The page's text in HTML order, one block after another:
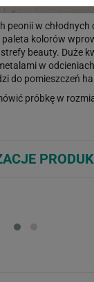
w chłodnych
kolorów
beauty. Duże
w
do pomieszczeń
próbkę w